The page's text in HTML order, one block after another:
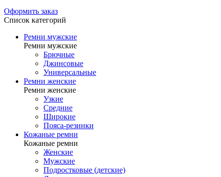
Оформить заказ
Список категорий
Ремни мужские
Ремни мужские
Брючные
Джинсовые
Универсальные
Ремни женские
Ремни женские
Узкие
Средние
Широкие
Пояса-резинки
Кожаные ремни
Кожаные ремни
Женские
Мужские
Подростковые (детские)